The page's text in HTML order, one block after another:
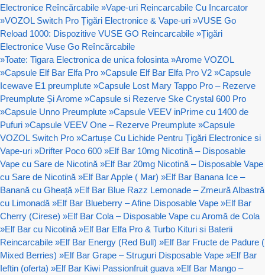
Electronice Reîncărcabile »Vape-uri Reincarcabile Cu Incarcator
»VOZOL Switch Pro Țigări Electronice & Vape-uri »VUSE Go
Reload 1000: Dispozitive VUSE GO Reincarcabile »Țigări
Electronice Vuse Go Reîncărcabile
»Toate: Tigara Electronica de unica folosinta »Arome VOZOL
»Capsule Elf Bar Elfa Pro »Capsule Elf Bar Elfa Pro V2 »Capsule
Icewave E1 preumplute »Capsule Lost Mary Tappo Pro – Rezerve
Preumplute Și Arome »Capsule si Rezerve Ske Crystal 600 Pro
»Capsule Unno Preumplute »Capsule VEEV inPrime cu 1400 de
Pufuri »Capsule VEEV One – Rezerve Preumplute »Capsule
VOZOL Switch Pro »Cartușe Cu Lichide Pentru Țigări Electronice si
Vape-uri »Drifter Poco 600 »Elf Bar 10mg Nicotină – Disposable
Vape cu Sare de Nicotină »Elf Bar 20mg Nicotină – Disposable Vape
cu Sare de Nicotină »Elf Bar Apple ( Mar) »Elf Bar Banana Ice –
Banană cu Gheață »Elf Bar Blue Razz Lemonade – Zmeură Albastră
cu Limonadă »Elf Bar Blueberry – Afine Disposable Vape »Elf Bar
Cherry (Cirese) »Elf Bar Cola – Disposable Vape cu Aromă de Cola
»Elf Bar cu Nicotină »Elf Bar Elfa Pro & Turbo Kituri si Baterii
Reincarcabile »Elf Bar Energy (Red Bull) »Elf Bar Fructe de Padure (
Mixed Berries) »Elf Bar Grape – Struguri Disposable Vape »Elf Bar
Ieftin (oferta) »Elf Bar Kiwi Passionfruit guava »Elf Bar Mango –